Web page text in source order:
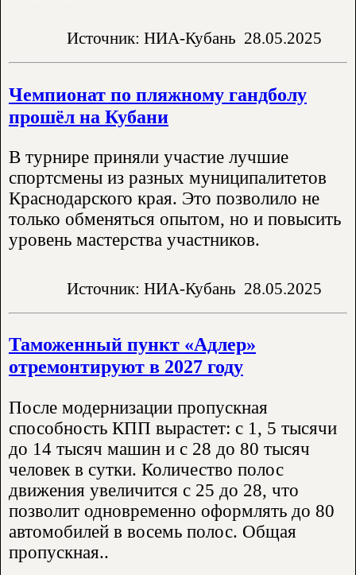
Источник: НИА-Кубань 28.05.2025
Чемпионат по пляжному гандболу
прошёл на Кубани
В турнире приняли участие лучшие
спортсмены из разных муниципалитетов
Краснодарского края. Это позволило не
только обменяться опытом, но и повысить
уровень мастерства участников.
Источник: НИА-Кубань 28.05.2025
Таможенный пункт «Адлер»
отремонтируют в 2027 году
После модернизации пропускная
способность КПП вырастет: с 1, 5 тысячи
до 14 тысяч машин и с 28 до 80 тысяч
человек в сутки. Количество полос
движения увеличится с 25 до 28, что
позволит одновременно оформлять до 80
автомобилей в восемь полос. Общая
пропускная..